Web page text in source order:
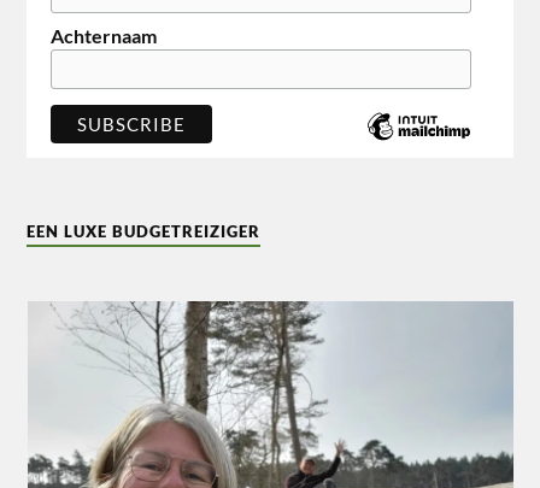
Achternaam
EEN LUXE BUDGETREIZIGER